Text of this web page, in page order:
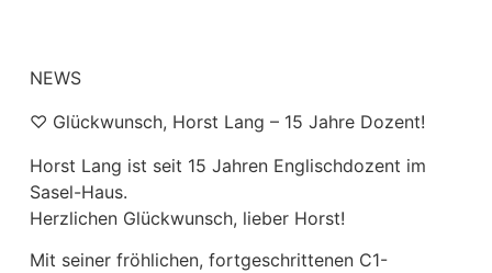
NEWS
♡ Glückwunsch, Horst Lang – 15 Jahre Dozent!
Horst Lang ist seit 15 Jahren Englischdozent im
Sasel-Haus.
Herzlichen Glückwunsch, lieber Horst!
Mit seiner fröhlichen, fortgeschrittenen C1-